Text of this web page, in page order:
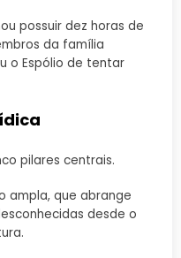
possuir dez horas de
da família
o Espólio de tentar
pilares centrais.
ampla, que abrange
desde o